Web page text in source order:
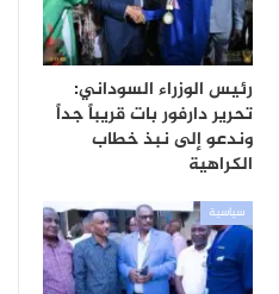
رئيس الوزراء السوداني:
تحرير دارفور بات قريباً جداً
وندعو إلى نبذ خطاب
الكراهية
سياسية